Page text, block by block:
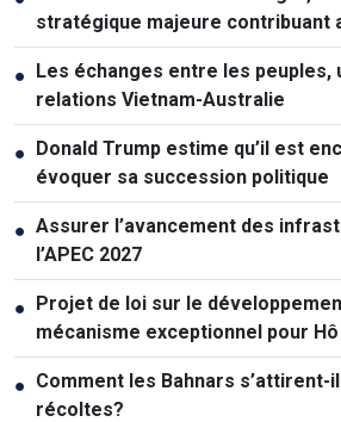
stratégique majeure contribuant
la puissance nationale
● Les échanges entre les peuples,
relations Vietnam-Australie
● Donald Trump estime qu’il est
évoquer sa succession politique
● Assurer l’avancement des
l’APEC 2027
● Projet de loi sur le
mécanisme exceptionnel pour
● Comment les Bahnars s’attirent-
récoltes?